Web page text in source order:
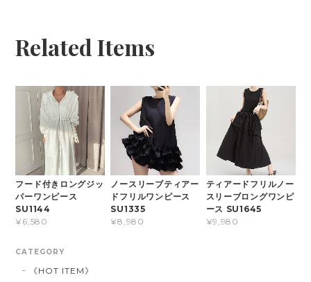
Related Items
フード付きロングジッ
パーワンピース
SU1144
¥6,580
ノースリーブティアー
ドフリルワンピース
SU1335
¥8,980
ティアードフリルノー
スリーブロングワンピ
ース SU1645
¥9,980
CATEGORY
《HOT ITEM》